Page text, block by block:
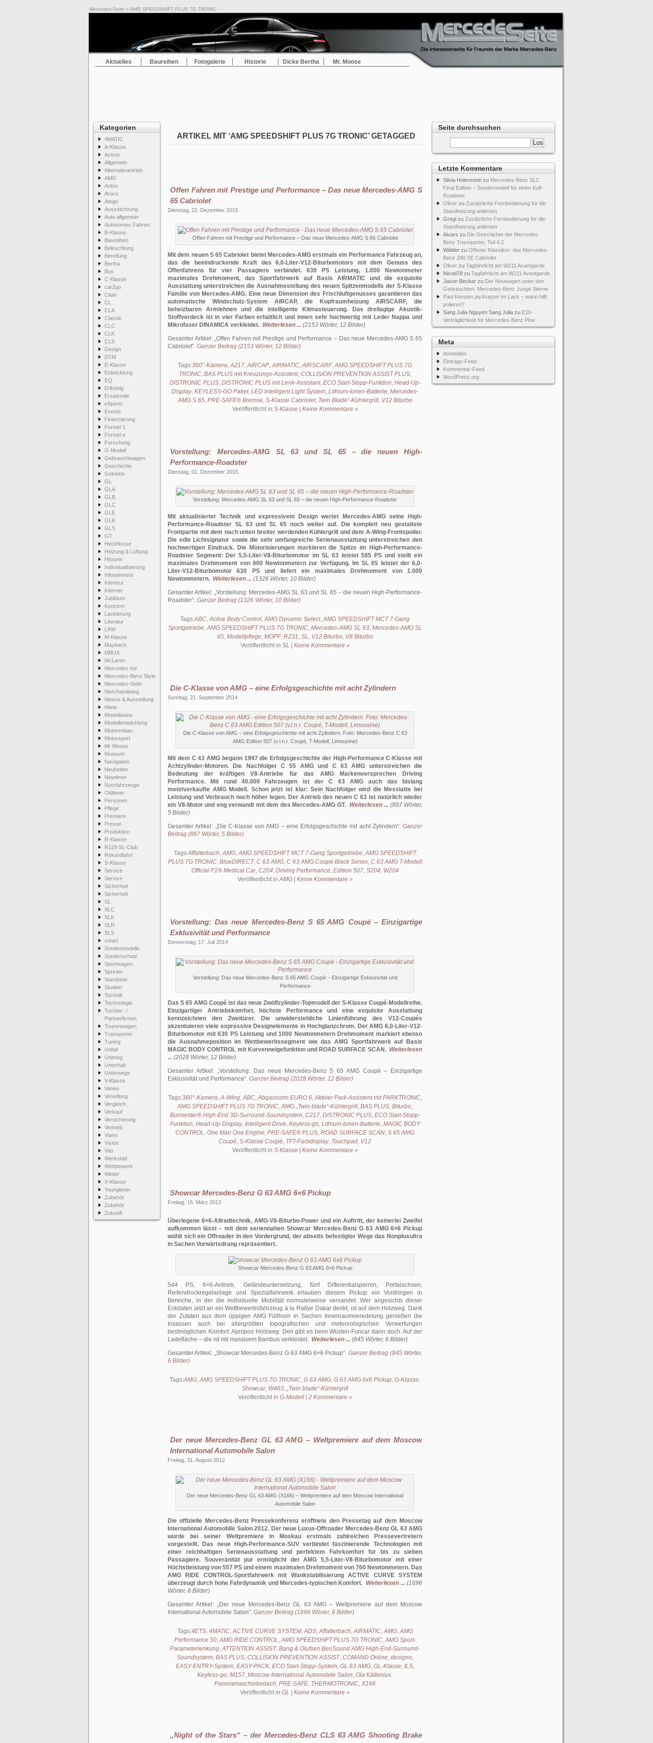
Mercedes-Seite > AMG SPEEDSHIFT PLUS 7G TRONIC
Aktuelles Baureihen Fotogalerie Historie Dicke Bertha Mr. Moose
Kategorien
4MATIC
A-Klasse
Actros
Allgemein
Alternativantrieb
AMG
Antos
Arocs
Atego
Auszeichnung
Auto allgemein
Autonomes Fahren
B-Klasse
Baureihen
Beleuchtung
Bereifung
Bertha
Bus
C-Klasse
car2go
Citan
CL
CLA
Classic
CLC
CLK
CLS
Design
DTM
E-Klasse
Entwicklung
EQ
Erlkönig
Ersatzteile
eSports
Events
Finanzierung
Formel 1
Formel e
Forschung
G-Modell
Gebrauchtwagen
Geschichte
Getriebe
GL
GLA
GLB
GLC
GLE
GLK
GLS
GT
Heckflosse
Heizung & Lüftung
Historie
Individualisierung
Infotainment
Interieur
Internet
Jubiläum
Konzern
Lackierung
Literatur
LKW
M-Klasse
Maybach
MBUX
McLaren
Mercedes me
Mercedes-Benz Style
Mercedes-Seite
Merchandising
Messe & Ausstellung
Miete
Modellautos
Modellentwicklung
Motorenbau
Motorsport
Mr Moose
Museum
Navigation
Neuheiten
Newtimer
Nutzfahrzeuge
Oldtimer
Personen
Pflege
Premiere
Presse
Produktion
R-Klasse
R129 SL-Club
Rekordfahrt
S-Klasse
Service
Service
Sicherheit
Sicherheit
SL
SLC
SLK
SLR
SLS
smart
Sondermodelle
Sonderschutz
Sportwagen
Sprinter
Standorte
Studien
Technik
Technologie
Tochter- /
Partnerfirmen
Tourenwagen
Transporter
Tuning
Unfall
Unimog
Unterhalt
Unterwegs
V-Klasse
Vaneo
Veredlung
Vergleich
Verkauf
Versicherung
Vertrieb
Viano
Vision
Vito
Werkstatt
Wettbewerb
Winter
X-Klasse
Youngtimer
Zubehör
Zubehör
Zukunft
Seite durchsuchen
Letzte Kommentare
Silvia Holenstein zu Mercedes-Benz SLC
Final Edition – Sondermodell für einen Kult-
Roadster
Oliver zu Zusätzliche Fernbedienung für die
Standheizung anlernen
Gregi zu Zusätzliche Fernbedienung für die
Standheizung anlernen
Aivars zu Die Geschichte der Mercedes-
Benz Transporter, Teil 4.2
Widder zu Offener Klassiker: das Mercedes-
Benz 280 SE Cabriolet
Oliver zu Tagfahrlicht am W211 Avantgarde
Nicod78 zu Tagfahrlicht am W211 Avantgarde
Jason Becker zu Der Neuwagen unter den
Gebrauchten: Mercedes-Benz Junge Sterne
Paul Kersten zu Kratzer im Lack – wann hilft
polieren?
Sang Julia Nguyen Sang Julia zu E10-
Verträglichkeit für Mercedes-Benz Pkw
Meta
Anmelden
Eintrags-Feed
Kommentar-Feed
WordPress.org
ARTIKEL MIT ‘AMG SPEEDSHIFT PLUS 7G TRONIC’ GETAGGED
Offen Fahren mit Prestige und Performance – Das neue Mercedes-AMG S
65 Cabriolet
Dienstag, 22. Dezember 2015
Offen Fahren mit Prestige und Performance – Das neue Mercedes-AMG S 65 Cabriolet
Mit dem neuen S 65 Cabriolet bietet Mercedes-AMG erstmals ein Performance Fahrzeug an,
das die beeindruckende Kraft des 6,0-Liter-V12-Biturbomotors mit dem Genuss des
Offenfahrens für vier Passagiere verbindet. 630 PS Leistung, 1.000 Newtonmeter
maximales Drehmoment, das Sportfahrwerk auf Basis AIRMATIC und die exquisite
Ausstattung unterstreichen die Ausnahmestellung des neuen Spitzenmodells der S-Klasse
Familie von Mercedes-AMG. Eine neue Dimension des Frischluftgenusses garantieren das
automatische Windschutz-System AIRCAP, die Kopfraumheizung AIRSCARF, die
beheizbaren Armlehnen und die intelligente Klimasteuerung. Das dreilagige Akustik-
Stoffverdeck ist in vier Farben erhältlich und innen sehr hochwertig mit Leder Nappa und
Mikrofaser DINAMICA verkleidet. Weiterlesen ... (2153 Wörter, 12 Bilder)
Gesamter Artikel: Offen Fahren mit Prestige und Performance – Das neue Mercedes-AMG S 65
Cabriolet . Ganzer Beitrag (2153 Wörter, 12 Bilder)
Tags:360°-Kamera,A217,AIRCAP,AIRMATIC,AIRSCARF,AMG SPEEDSHIFT PLUS 7G
TRONIC, BAS PLUS mit Kreuzungs-Assistent, COLLISION PREVENTION ASSIST PLUS,
DISTRONIC PLUS, DISTRONIC PLUS mit Lenk-Assistant, ECO Start-Stopp-Funktion, Head-Up-
Display, KEYLESS-GO Paket, LED Intelligent Light System, Lithium-Ionen-Batterie, Mercedes-
AMG S 65, PRE-SAFE® Bremse, S-Klasse Cabriolet, Twin Blade“-Kühlergrill, V12 Biturbo
Veröffentlicht in S-Klasse| Keine Kommentare »
Vorstellung: Mercedes-AMG SL 63 und SL 65 – die neuen High-
Performance-Roadster
Dienstag, 01. Dezember 2015
Vorstellung: Mercedes-AMG SL 63 und SL 65 – die neuen High-Performance-Roadster
Mit aktualisierter Technik und expressivem Design wertet Mercedes-AMG seine High-
Performance-Roadster SL 63 und SL 65 noch weiter auf. Die komplett neu gestaltete
Frontpartie mit dem nach unten breiter werdenden Kühlergrill und dem A-Wing-Frontspoiler.
Die edle Lichtsignatur sowie die sehr umfangreiche Serienausstattung unterstreichen den
hochwertigen Eindruck. Die Motorisierungen markieren die Spitze im High-Performance-
Roadster Segment: Der 5,5-Liter-V8-Biturbomotor im SL 63 leistet 585 PS und stellt ein
maximales Drehmoment von 900 Newtonmetern zur Verfügung. Im SL 65 leistet der 6,0-
Liter-V12-Biturbomotor 630 PS und liefert ein maximales Drehmoment von 1.000
Newtonmetern. Weiterlesen ... (1326 Wörter, 10 Bilder)
Gesamter Artikel: Vorstellung: Mercedes-AMG SL 63 und SL 65 – die neuen High-Performance-
Roadster . Ganzer Beitrag (1326 Wörter, 10 Bilder)
Tags:ABC,Active Body Control,AMG Dynamic Select,AMG SPEEDSHIFT MCT 7-Gang
Sportgetriebe,AMG SPEEDSHIFT PLUS 7G TRONIC, Mercedes-AMG SL 63, Mercedes-AMG SL
65, Modellpflege, MOPF, R231, SL, V12 Biturbo, V8 Biturbo
Veröffentlicht in SL Keine Kommentare »
Die C-Klasse von AMG – eine Erfolgsgeschichte mit acht Zylindern
Sonntag, 21. September 2014
Die C-Klasse von AMG – eine Erfolgsgeschichte mit acht Zylindern. Foto: Mercedes-Benz C 63
AMG Edition 507 (v.l.n.r. Coupé, T-Modell, Limousine)
Mit dem C 43 AMG begann 1997 die Erfolgsgeschichte der High-Performance C-Klasse mit
Achtzylinder-Motoren. Die Nachfolger C 55 AMG und C 63 AMG unterstreichen die
Bedeutung der kräftigen V8-Antriebe für das AMG Markenversprechen Driving
Performance. Mit rund 40.000 Fahrzeugen ist der C 63 AMG auch das bislang
meistverkaufte AMG Modell. Schon jetzt ist klar: Sein Nachfolger wird die Messlatte bei
Leistung und Verbrauch noch höher legen. Der Antrieb des neuen C 63 ist natürlich wieder
ein V8-Motor und eng verwandt mit dem des Mercedes-AMG GT.
Weiterlesen ... (897 Wörter,
5 Bilder)
Gesamter Artikel:
Die C-Klasse von AMG – eine Erfolgsgeschichte mit acht Zylindern . Ganzer
Beitrag (897 Wörter, 5 Bilder)
Tags:Affalterbach,AMG,AMG SPEEDSHIFT MCT 7-Gang Sportgetriebe,AMG SPEEDSHIFT
PLUS 7G TRONIC, BlueDIRECT, C 63 AMG, C 63 AMG Coupé Black Series, C 63 AMG T-Modell
Official F1® Medical Car, C204, Driving Performance, Edition 507, S204, W204
Veröffentlicht inAMG| Keine Kommentare »
Vorstellung: Das neue Mercedes-Benz S 65 AMG Coupé – Einzigartige
Exklusivität und Performance
Donnerstag, 17. Juli 2014
Vorstellung: Das neue Mercedes-Benz S 65 AMG Coupé – Einzigartige Exklusivität und
Performance
Das S 65 AMG Coupé ist das neue Zwölfzylinder-Topmodell der S-Klasse Coupé-Modellreihe.
Einzigartiger Antriebskomfort, höchste Performance und eine exquisite Ausstattung
kennzeichnen den Zweitürer. Die unwiderstehliche Linienführung des V12-Coupés
akzentuieren viele expressive Designelemente in Hochglanzchrom. Der AMG 6,0-Liter-V12-
Biturbomotor mit 630 PS Leistung und 1000 Newtonmetern Drehmoment markiert ebenso
die Ausnahmeposition im Wettbewerbssegment wie das AMG Sportfahrwerk auf Basis
MAGIC BODY CONTROL mit Kurvenneigefunktion und ROAD SURFACE SCAN. Weiterlesen
... (2028 Wörter, 12 Bilder)
Gesamter Artikel: Vorstellung: Das neue Mercedes-Benz S 65 AMG Coupé – Einzigartige
Exklusivität und Performance . Ganzer Beitrag (2028 Wörter, 12 Bilder)
Tags:360°-Kamera,A-Wing,ABC,Abgasnorm EURO 6,Aktiver Park-Assistent mit PARKTRONIC,
AMG SPEEDSHIFT PLUS 7G TRONIC,AMG „Twin blade“-Kühlergrill, BAS PLUS, Biturbo,
Burmester® High-End 3D-Surround-Soundsystem, C217, DISTRONIC PLUS, ECO Start-Stopp-
Funktion, Head-Up-Display, Intelligent Drive, Keyless-go, Lithium-Ionen-Batterie, MAGIC BODY
CONTROL, One Man One Engine, PRE-SAFE® PLUS, ROAD SURFACE SCAN, S 65 AMG
Coupé, S-Klasse Coupé, TFT-Farbdisplay, Touchpad, V12
Veröffentlicht in S-Klasse| Keine Kommentare »
Showcar Mercedes-Benz G 63 AMG 6×6 Pickup
Freitag, 15. März 2013
Überlegene 6×6-Allradtechnik, AMG-V8-Biturbo-Power und ein Auftritt, der keinerlei Zweifel
aufkommen lässt – mit dem seriennahen Showcar Mercedes-Benz G 63 AMG 6×6 Pickup
wühlt sich ein Offroader in den Vordergrund, der abseits befestigter Wege das Nonplusultra
in Sachen Vorwärtsdrang repräsentiert.
Showcar Mercedes-Benz G 63 AMG 6×6 Pickup
544 PS, 6×6-Antrieb, Geländeuntersetzung, fünf Differentialsperren, Portalachsen,
Reifendruckregelanlage und Spezialfahrwerk erlauben diesem Pickup ein Vordringen in
Bereiche, in der die individuelle Mobilität normalerweise versandet. Wer angesichts dieser
Eckdaten jetzt an ein Wettbewerbsfahrzeug à la Rallye Dakar denkt, ist auf dem Holzweg. Dank
der Zutaten aus dem üppigen AMG Füllhorn in Sachen Innenraumveredelung genießen die
Insassen auch bei allergrößten topografischen und meteorologischen Verwerfungen
bestmöglichen Komfort. Apropos Holzweg: Den gibt es beim Wüsten-Funcar dann doch. Auf der
Ladefläche – die ist mit massivem Bambus verkleidet. Weiterlesen ... (845 Wörter, 6 Bilder)
Gesamter Artikel: Showcar Mercedes-Benz G 63 AMG 6×6 Pickup . Ganzer Beitrag (845 Wörter,
6 Bilder)
Tags:AMG,AMG SPEEDSHIFT PLUS 7G TRONIC, G 63 AMG, G 63 AMG 6x6 Pickup, G-Klasse,
Showcar, W463, „Twin blade“-Kühlergrill
Veröffentlicht in G-Modell| 2 Kommentare »
Der neue Mercedes-Benz GL 63 AMG – Weltpremiere auf dem Moscow
International Automobile Salon
Freitag, 31. August 2012
Der neue Mercedes-Benz GL 63 AMG (X166) – Weltpremiere auf dem Moscow International
Automobile Salon
Die offizielle Mercedes-Benz Pressekonferenz eröffnete den Pressetag auf dem Moscow
International Automobile Salon 2012. Der neue Luxus-Offroader Mercedes-Benz GL 63 AMG
wurde bei seiner Weltpremiere in Moskau erstmals zahlreichen Pressevertretern
vorgestellt. Das neue High-Performance-SUV verbindet faszinierende Technologien mit
einer reichhaltigen Serienausstattung und perfektem Fahrkomfort für bis zu sieben
Passagiere. Souveränität pur ermöglicht der AMG 5,5-Liter-V8-Biturbomotor mit einer
Höchstleistung von 557 PS und einem maximalen Drehmoment von 760 Newtonmetern. Das
AMG RIDE CONTROL-Sportfahrwerk mit Wankstabilisierung ACTIVE CURVE SYSTEM
überzeugt durch hohe Fahrdynamik und Mercedes-typischen Komfort. Weiterlesen ... (1696
Wörter, 8 Bilder)
Gesamter Artikel:
Der neue Mercedes-Benz GL 63 AMG – Weltpremiere auf dem Moscow
International Automobile Salon . Ganzer Beitrag (1696 Wörter, 8 Bilder)
Tags:4ETS, 4MATIC,ACTIVE CURVE SYSTEM,ADS,Affalterbach,AIRMATIC,AMG,AMG
Performance 50,AMG RIDE CONTROL,AMG SPEEDSHIFT PLUS 7G TRONIC,AMG Sport-
Parameterlenkung,ATTENTION ASSIST, Bang & Olufsen BeoSound AMG High-End-Surround-
Soundsystem, BAS PLUS, COLLISION PREVENTION ASSIST, COMAND Online, designo,
EASY-ENTRY-System, EASY-PACK, ECO Start-Stopp-System, GL 63 AMG, GL-Klasse, ILS,
Keyless-go, M157, Moscow International Automobile Salon, Ola Källenius,
Panoramaschiebedach, PRE-SAFE, THERMOTRONIC, X166
Veröffentlicht in GL Keine Kommentare »
„Night of the Stars“ – der Mercedes-Benz CLS 63 AMG Shooting Brake